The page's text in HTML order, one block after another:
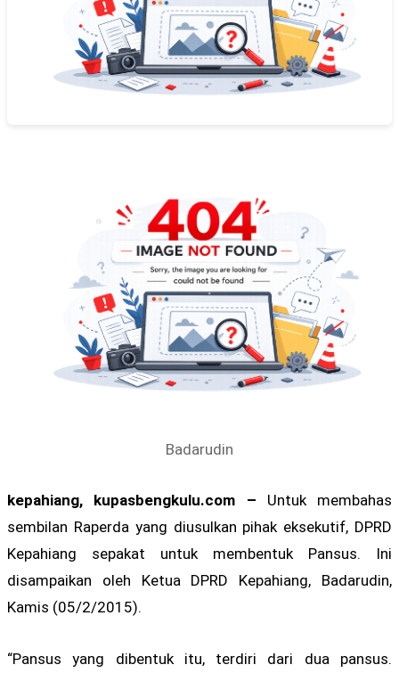
Badarudin
kepahiang, kupasbengkulu.com – Untuk membahas
sembilan Raperda yang diusulkan pihak eksekutif, DPRD
Kepahiang sepakat untuk membentuk Pansus. Ini
disampaikan oleh Ketua DPRD Kepahiang, Badarudin,
Kamis (05/2/2015).
“Pansus yang dibentuk itu, terdiri dari dua pansus.